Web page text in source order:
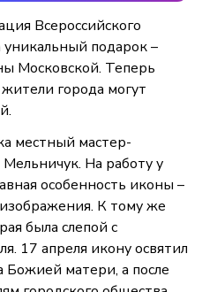
Всероссийского
уникальный подарок –
Московской. Теперь
города могут
местный мастер-
На работу у
особенность иконы –
К тому же
была слепой с
17 апреля икону освятил
Божией матери, а после